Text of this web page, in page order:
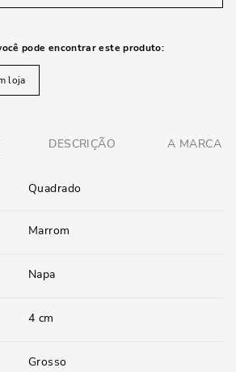
pode encontrar este produto:
loja
DESCRIÇÃO A MARCA
Quadrado
Marrom
Napa
4 cm
Grosso